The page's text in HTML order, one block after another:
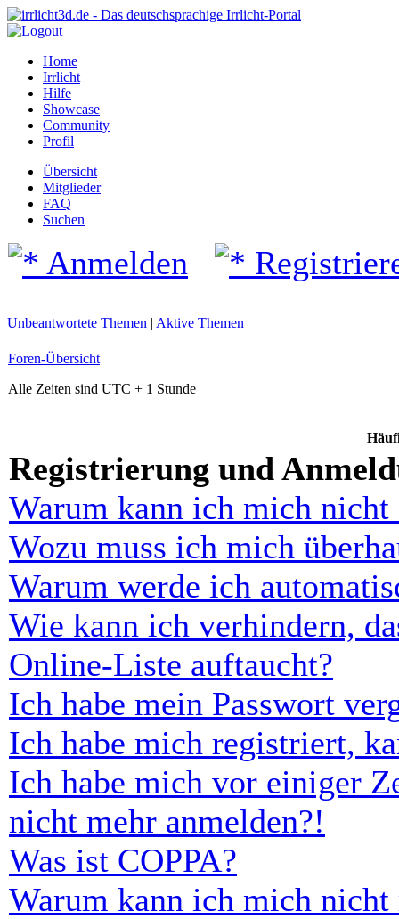
Home
Irrlicht
Hilfe
Showcase
Community
Profil
Übersicht
Mitglieder
FAQ
Suchen
Anmelden
Unbeantwortete Themen | Aktive Themen
Foren-Übersicht
Alle Zeiten sind UTC + 1 Stunde
Registrierung und
Warum kann ich mich nicht
Wozu muss ich mich
Warum werde ich
Wie kann ich verhindern,
Online-Liste auftaucht?
Ich habe mein Passwort
Ich habe mich registriert,
Ich habe mich vor einiger
nicht mehr anmelden?!
Was ist COPPA?
Warum kann ich mich nicht